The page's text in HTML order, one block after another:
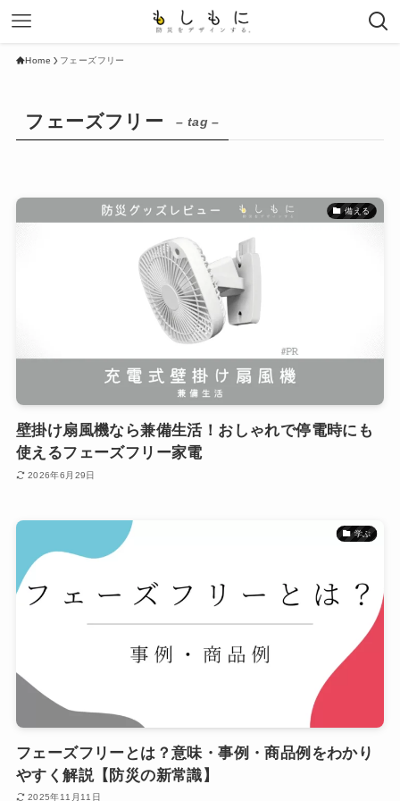
Home フェーズフリー
フェーズフリー – tag –
備える
壁掛け扇風機なら兼備生活！おしゃれで停電時にも
使えるフェーズフリー家電
2026年6月29日
学ぶ
フェーズフリーとは？意味・事例・商品例をわかり
やすく解説【防災の新常識】
2025年11月11日